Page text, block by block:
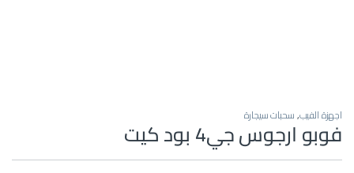
اجهزة الفيب,سحبات سيجارة
فوبو ارجوس جي4 بود كيت